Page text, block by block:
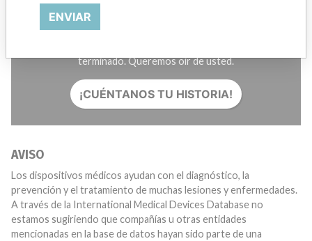
¿Trabaja en la industria médica? ¿O tiene experiencia con
terminado. Queremos oír de usted.
¡CUÉNTANOS TU HISTORIA!
AVISO
Los dispositivos médicos ayudan con el diagnóstico, la
prevención y el tratamiento de muchas lesiones y enfermedades.
A través de la International Medical Devices Database no
estamos sugiriendo que compañías u otras entidades
mencionadas en la base de datos hayan sido parte de una
ENVIAR